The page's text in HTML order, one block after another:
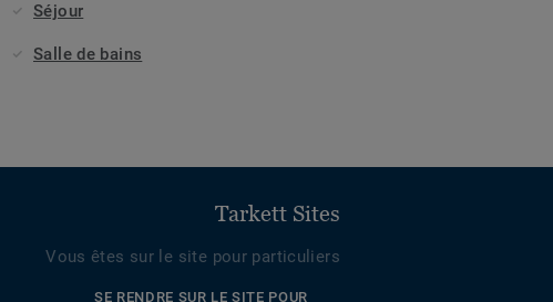
Séjour
Salle de bains
Tarkett Sites
Vous êtes sur le site pour particuliers
SE RENDRE SUR LE SITE POUR